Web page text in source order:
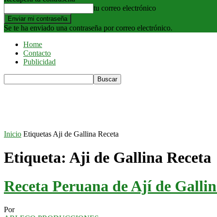
tu correo electrónico
Se te ha enviado una contraseña por correo electrónico.
Home
Contacto
Publicidad
Inicio Etiquetas Aji de Gallina Receta
Etiqueta: Aji de Gallina Receta
Receta Peruana de Ají de
Por